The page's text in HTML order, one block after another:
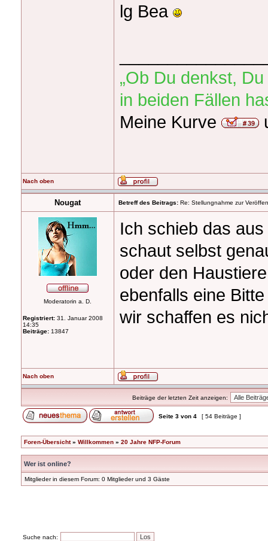
lg Bea
„Ob Du denkst,
in beiden Fällen
Meine Kurve
Nach oben
Nougat Betreff des Beitrags: Re: Stellungnahme zur
Moderatorin a. D.
Registriert: 31. Januar 2008
14:35
Beiträge: 13847
Ich schieb das
schaut selbst
oder den
ebenfalls eine
wir schaffen es
Nach oben
Beiträge der letzten Zeit anzeigen:
Seite 3 von 4 [ 54 Beiträge ]
Foren-Übersicht» Willkommen » 20 Jahre NFP-Forum
Wer ist online?
Mitglieder in diesem Forum: 0 Mitglieder und 3 Gäste
Suche nach: